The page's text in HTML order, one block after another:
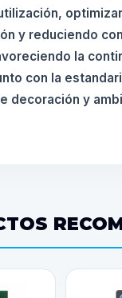
y reduciendo
la
con la
decoración y